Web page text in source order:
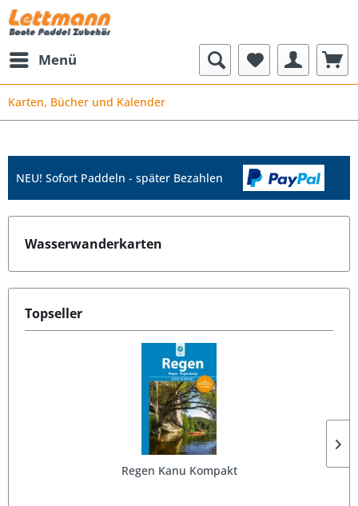
Menü
Karten, Bücher und Kalender
NEU! Sofort Paddeln - später Bezahlen
Wasserwanderkarten
Topseller
Regen Kanu Kompakt